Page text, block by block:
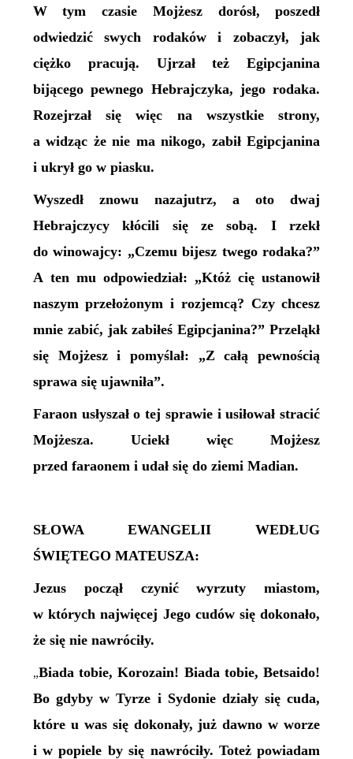
W tym czasie Mojżesz dorósł, poszedł
odwiedzić swych rodaków i zobaczył, jak
ciężko pracują. Ujrzał też Egipcjanina
bijącego pewnego Hebrajczyka, jego rodaka.
Rozejrzał się więc na wszystkie strony,
a widząc że nie ma nikogo, zabił Egipcjanina
i ukrył go w piasku.
Wyszedł znowu nazajutrz, a oto dwaj
Hebrajczycy kłócili się ze sobą. I rzekł
do winowajcy: „Czemu bijesz twego rodaka?”
A ten mu odpowiedział: „Któż cię ustanowił
naszym przełożonym i rozjemcą? Czy chcesz
mnie zabić, jak zabiłeś Egipcjanina?” Przeląkł
się Mojżesz i pomyślał: „Z całą pewnością
sprawa się ujawniła”.
Faraon usłyszał o tej sprawie i usiłował stracić
Mojżesza. Uciekł więc Mojżesz
przed faraonem i udał się do ziemi Madian.
SŁOWA EWANGELII WEDŁUG
ŚWIĘTEGO MATEUSZA:
Jezus począł czynić wyrzuty miastom,
w których najwięcej Jego cudów się dokonało,
że się nie nawróciły.
„Biada tobie, Korozain! Biada tobie, Betsaido!
Bo gdyby w Tyrze i Sydonie działy się cuda,
które u was się dokonały, już dawno w worze
i w popiele by się nawróciły. Toteż powiadam